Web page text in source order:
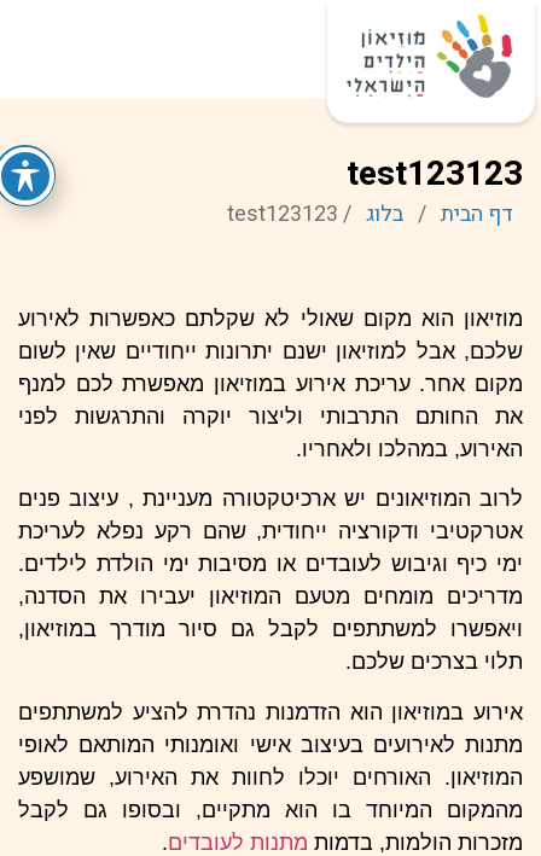
test123123
דף הבית / בלוג /
test123123
מוזיאון הוא מקום שאולי לא שקלתם כאפשרות לאירוע
שלכם, אבל למוזיאון ישנם יתרונות ייחודיים שאין לשום
מקום אחר. עריכת אירוע במוזיאון מאפשרת לכם למנף
את החותם התרבותי וליצור יוקרה והתרגשות לפני
האירוע, במהלכו ולאחריו.
לרוב המוזיאונים יש ארכיטקטורה מעניינת , עיצוב פנים
אטרקטיבי ודקורציה ייחודית, שהם רקע נפלא לעריכת
ימי כיף וגיבוש לעובדים או מסיבות ימי הולדת לילדים.
מדריכים מומחים מטעם המוזיאון יעבירו את הסדנה,
ויאפשרו למשתתפים לקבל גם סיור מודרך במוזיאון,
תלוי בצרכים שלכם.
אירוע במוזיאון הוא הזדמנות נהדרת להציע למשתתפים
מתנות לאירועים בעיצוב אישי ואומנותי המותאם לאופי
המוזיאון. האורחים יוכלו לחוות את האירוע, שמושפע
מהמקום המיוחד בו הוא מתקיים, ובסופו גם לקבל
מזכרות הולמות, בדמותמתנות לעובדים.